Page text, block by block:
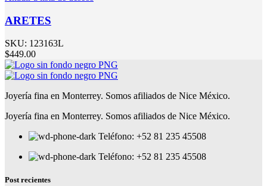
ARETES
SKU: 123163L
$449.00
Joyería fina en Monterrey. Somos afiliados de Nice México.
Joyería fina en Monterrey. Somos afiliados de Nice México.
Teléfono: +52 81 235 45508
Teléfono: +52 81 235 45508
Post recientes